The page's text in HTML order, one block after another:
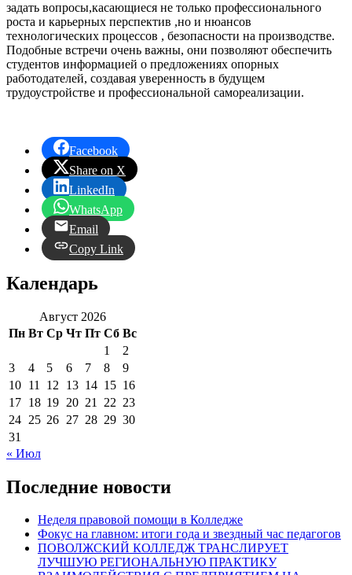
задать вопросы,касающиеся не только профессионального
роста и карьерных перспектив ,но и нюансов
технологических процессов , безопасности на производстве.
Подобные встречи очень важны, они позволяют обеспечить
студентов информацией о предложениях опорных
работодателей, создавая уверенность в будущем
трудоустройстве и профессиональной самореализации.
Facebook
Share on X
LinkedIn
WhatsApp
Email
Copy Link
Календарь
Август 2026
Пн Вт Ср Чт Пт Сб Вс
1
2
3
4 5 6 7 8
9
10 11 12 13 14 15 16
17 18 19 20 21 22 23
24 25 26 27 28 29 30
31
« Июл
Последние новости
Неделя правовой помощи в Колледже
Фокус на главном: итоги года и звездный час педагогов
ПОВОЛЖСКИЙ КОЛЛЕДЖ ТРАНСЛИРУЕТ
ЛУЧШУЮ РЕГИОНАЛЬНУЮ ПРАКТИКУ